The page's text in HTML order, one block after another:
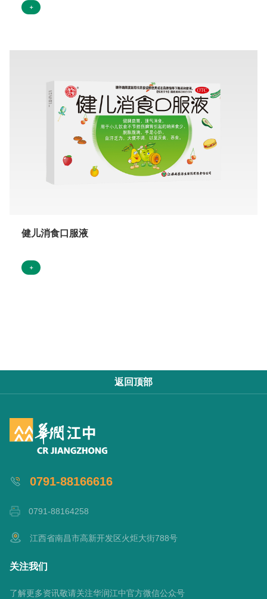
健儿消食口服液
返回顶部
0791-88166616
0791-88164258
江西省南昌市高新开发区火炬大街788号
关注我们
了解更多资讯敬请关注华润江中官方微信公众号